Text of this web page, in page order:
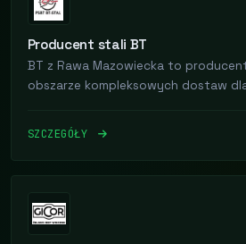
Producent stali BT
BT z Rawa Mazowiecka to
obszarze kompleksowych dostaw
SZCZEGÓŁY